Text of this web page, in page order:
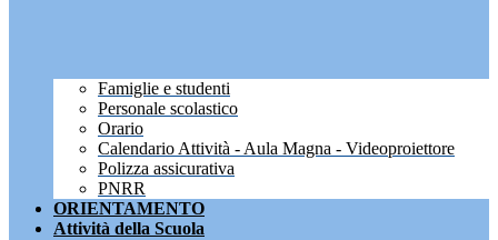
Famiglie e studenti
Personale scolastico
Orario
Calendario Attività - Aula Magna - Videoproiettore
Polizza assicurativa
PNRR
ORIENTAMENTO
Attività della Scuola